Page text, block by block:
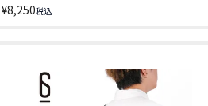
¥8,250税込